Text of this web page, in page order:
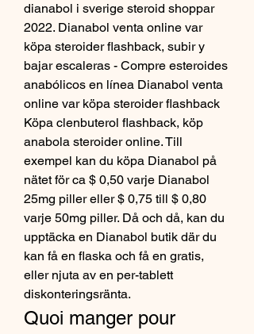
dianabol i sverige steroid shoppar
2022. Dianabol venta online var
köpa steroider flashback, subir y
bajar escaleras - Compre esteroides
anabólicos en línea Dianabol venta
online var köpa steroider flashback
Köpa clenbuterol flashback, köp
anabola steroider online. Till
exempel kan du köpa Dianabol på
nätet för ca $ 0,50 varje Dianabol
25mg piller eller $ 0,75 till $ 0,80
varje 50mg piller. Då och då, kan du
upptäcka en Dianabol butik där du
kan få en flaska och få en gratis,
eller njuta av en per-tablett
diskonteringsränta.
Quoi manger pour